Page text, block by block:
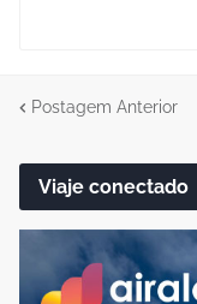
Postagem Anterior
Viaje conectado